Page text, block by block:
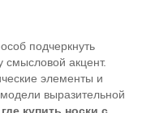
подчеркнуть
смысловой акцент.
элементы и
выразительной